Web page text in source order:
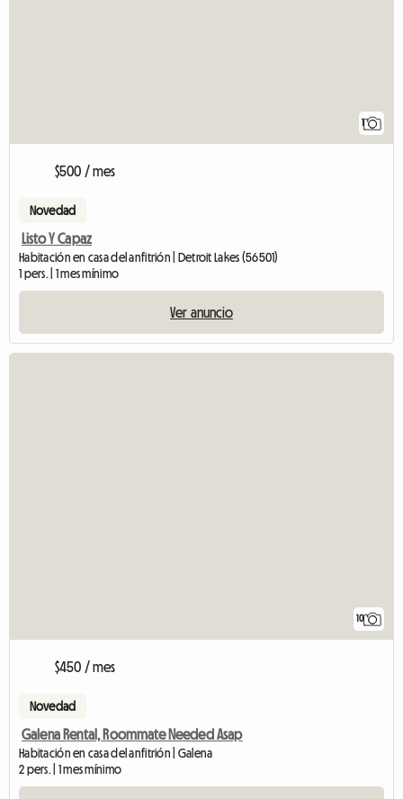
1
$500 / mes
Novedad
Listo Y Capaz
Habitación en casa del anfitrión | Detroit Lakes (56501)
1 pers. | 1 mes mínimo
Ver anuncio
10
$450 / mes
Novedad
Galena Rental, Roommate Needed Asap
Habitación en casa del anfitrión | Galena
2 pers. | 1 mes mínimo